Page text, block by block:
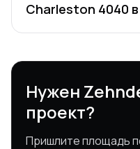
Charleston 4040
Нужен
проект?
Пришлите площадь